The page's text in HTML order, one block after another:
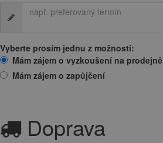
Vyberte prosím jednu z možností:
Mám zájem o vyzkoušení na prodejně
Mám zájem o zapůjčení
Doprava